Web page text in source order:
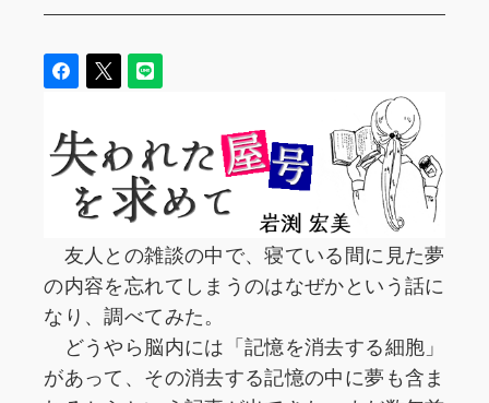
友人との雑談の中で、寝ている間に見た夢
の内容を忘れてしまうのはなぜかという話に
なり、調べてみた。
どうやら脳内には「記憶を消去する細胞」
があって、その消去する記憶の中に夢も含ま